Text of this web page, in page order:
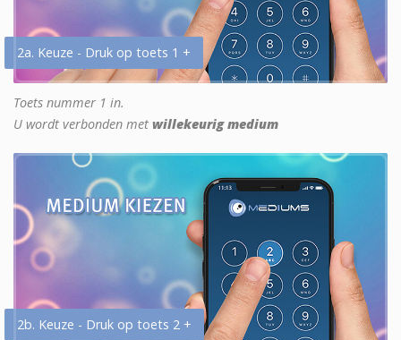
2a. Keuze - Druk op toets 1 +
Toets nummer 1 in.
U wordt verbonden met willekeurig medium
2b. Keuze - Druk op toets 2 +